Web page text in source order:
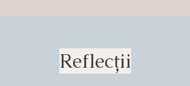
Reflecții